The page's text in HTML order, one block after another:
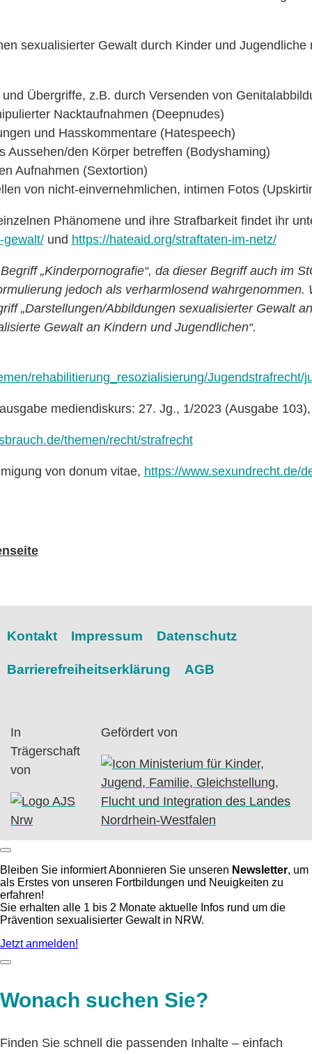
sexualisierter Gewalt durch Kinder und Jugendliche
Übergriffe, z.B. durch Versenden von
Nacktaufnahmen (Deepnudes)
und Hasskommentare (Hatespeech)
Aussehen/den Körper betreffen (Bodyshaming)
Aufnahmen (Sextortion)
von nicht-einvernehmlichen, intimen Fotos
Phänomene und ihre Strafbarkeit findet ihr
gewalt/und https://hateaid.org/straftaten-im-netz/
„Kinderpornografie“, da dieser Begriff auch im
jedoch als verharmlosend wahrgenommen.
„Darstellungen/Abbildungen sexualisierter Gewalt
Gewalt an Kindern und Jugendlichen“.
rehabilitierung_resozialisierung/Jugendstrafrecht/
mediendiskurs: 27. Jg., 1/2023 (Ausgabe
themen/recht/strafrecht
von donum vitae, https://www.sexundrecht.de/
Kontakt Impressum Datenschutz
Barrierefreiheitserklärung AGB
In
Trägerschaft
von
Gefördert von
Bleiben Sie informiertAbonnieren Sie unseren Newsletter, um
als Erstes von unseren Fortbildungen und Neuigkeiten zu
erfahren!
Sie erhalten alle 1 bis 2 Monate aktuelle Infos rund um die
Prävention sexualisierter Gewalt in NRW.
Jetzt anmelden!
Wonach suchen Sie?
Finden Sie schnell die passenden Inhalte – einfach